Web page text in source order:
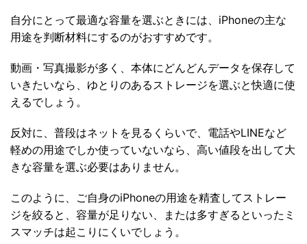
自分にとって最適な容量を選ぶときには、iPhoneの主な
用途を判断材料にするのがおすすめです。
動画・写真撮影が多く、本体にどんどんデータを保存して
いきたいなら、ゆとりのあるストレージを選ぶと快適に使
えるでしょう。
反対に、普段はネットを見るくらいで、電話やLINEなど
軽めの用途でしか使っていないなら、高い値段を出して大
きな容量を選ぶ必要はありません。
このように、ご自身のiPhoneの用途を精査してストレー
ジを絞ると、容量が足りない、または多すぎるといったミ
スマッチは起こりにくいでしょう。